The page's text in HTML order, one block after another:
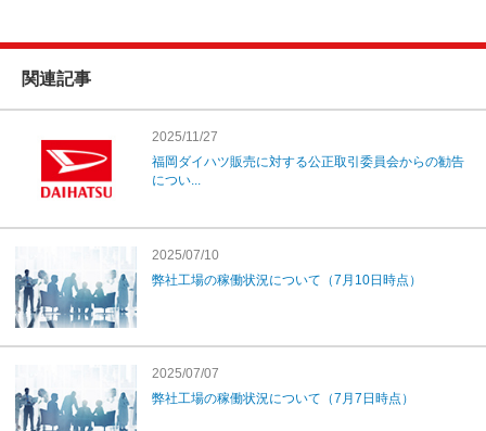
関連記事
2025/11/27
福岡ダイハツ販売に対する公正取引委員会からの勧告
につい...
2025/07/10
弊社工場の稼働状況について（7月10日時点）
2025/07/07
弊社工場の稼働状況について（7月7日時点）